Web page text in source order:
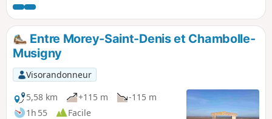
chauves-souris est en train d'être modifié,
réaménagé et rebalisé par l'association
Naturellement Villers.
Entre Morey-Saint-Denis et Chambolle-
Musigny
Visorandonneur
5,58 km
+115 m
-115 m
1h 55
Facile